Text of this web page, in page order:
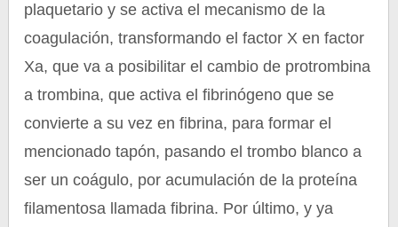
plaquetario y se activa el mecanismo de la
coagulación, transformando el factor X en factor
Xa, que va a posibilitar el cambio de protrombina
a trombina, que activa el fibrinógeno que se
convierte a su vez en fibrina, para formar el
mencionado tapón, pasando el trombo blanco a
ser un coágulo, por acumulación de la proteína
filamentosa llamada fibrina. Por último, y ya